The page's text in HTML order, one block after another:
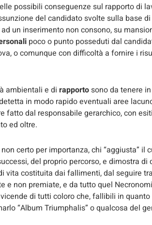
possibili conseguenze sul rapporto di
del candidato svolte sulla base
un inserimento non consono, su
poco o punto posseduti dal
o comunque con difficoltà a fornire i
ambientali e di rapportosono da tenere
in modo rapido eventuali aree
fatto dal responsabile gerarchico, con
ed oltre.
certo per importanza, chi “aggiusta”
del proprio percorso, e dimostra
vita costituita dai fallimenti, dal seguire
e non premiate, e da tutto quel
di tutti coloro che, fallibili in quanto
“Album Triumphalis” o qualcosa del